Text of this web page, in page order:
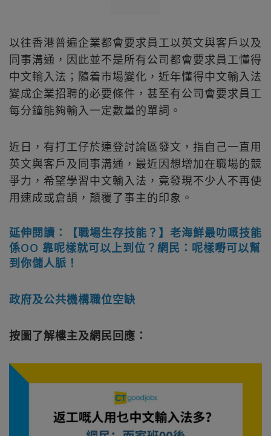
以往香港普遍企業都會要求員工以英文與客戶以及
同事溝通，因此並不是所有公司都會要求員工懂得
中文輸入法；隨着市場變化，近年懂得中文輸入法
變成企業招聘的必要條件，甚至有公司會要求員工
每分鐘能夠輸入一定數量的單詞。
近日，有打工仔於連登討論區發文，指自己一直用
英文與客戶及同事溝通，最近因想增加在職場的競
爭力，希望學習中文輸入法，竟發現不少人不再使
用速成或倉頡，顛覆了事主的印象。
延伸閱讀：【職場生存技能？】老海鮮最叻嘅技能
係OO 靠呢樣就可以上到位？網民：呢樣嘢可以幫
到你儲人脈！
政府及公共機構職位空缺
按圖了解樓主及網民回應：